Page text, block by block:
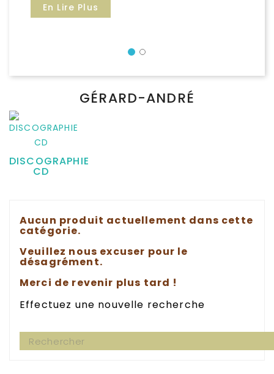
En Lire Plus
GÉRARD-ANDRÉ
DISCOGRAPHIE
CD
Aucun produit actuellement dans cette
catégorie.
Veuillez nous excuser pour le
désagrément.
Merci de revenir plus tard !
Effectuez une nouvelle recherche